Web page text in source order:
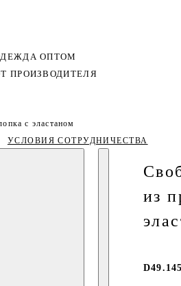
ОПТОМ
ПРОИЗВОДИТЕЛЯ
УСЛОВИЯ СОТРУДНИЧЕСТВА
с эластаном
из
D49.145